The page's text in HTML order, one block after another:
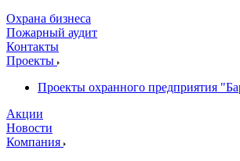
Охрана бизнеса
Пожарный аудит
Контакты
Проекты
Проекты охранного предприятия
Акции
Новости
Компания